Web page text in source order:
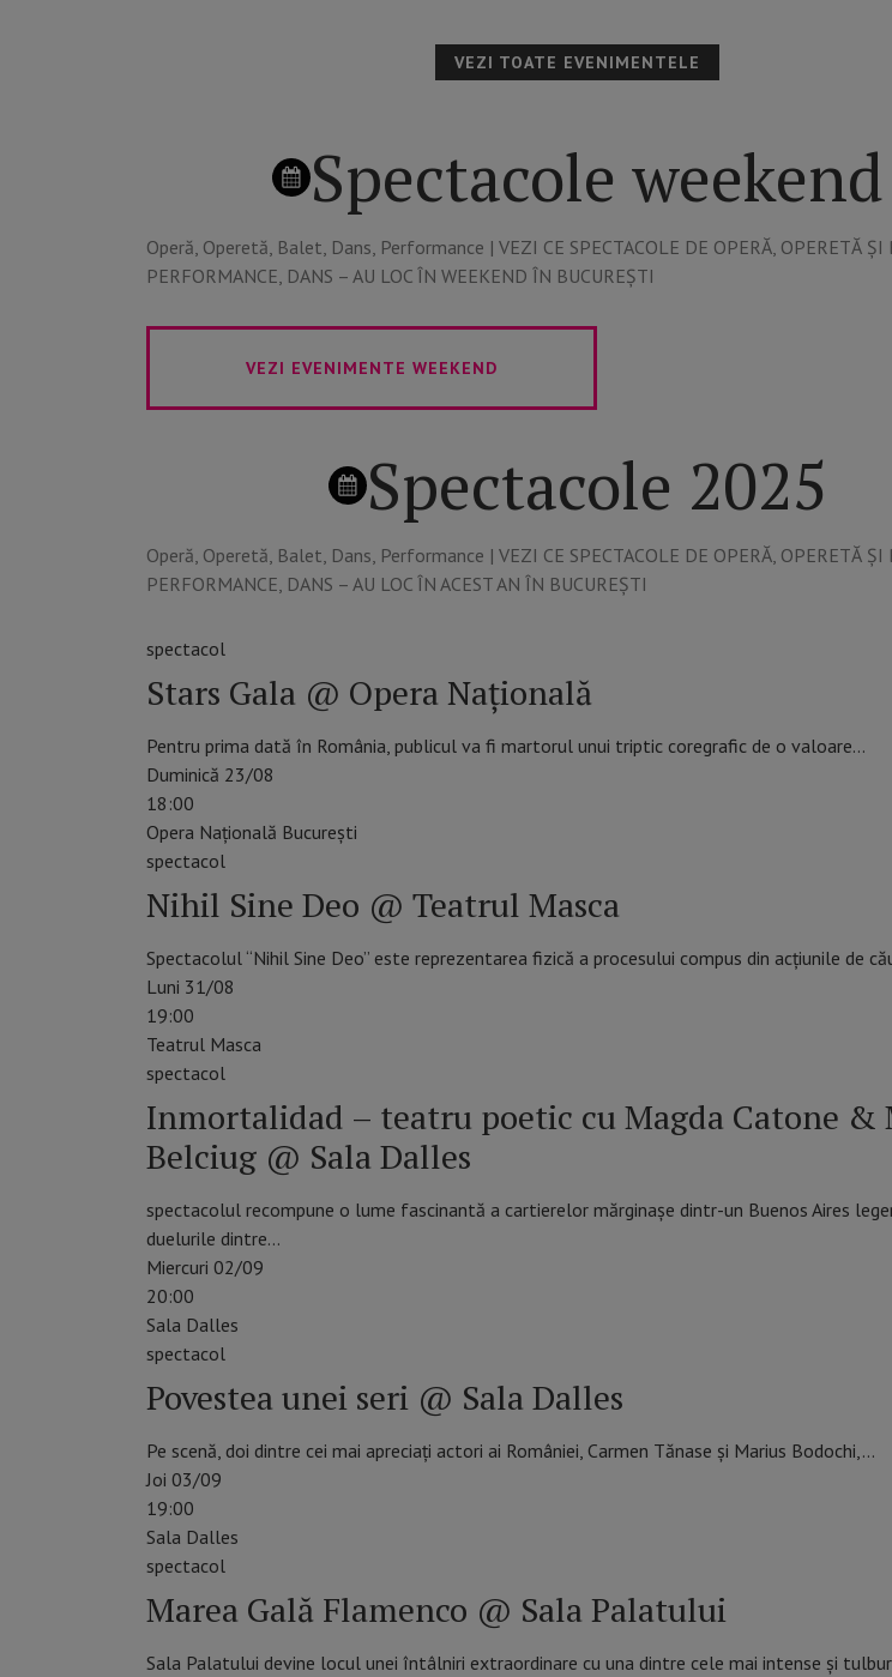
VEZI TOATE EVENIMENTELE
Spectacole weekend
Operă, Operetă, Balet, Dans, Performance​ | VEZI CE SPECTACOLE DE OPERĂ, OPERETĂ ȘI
PERFORMANCE, DANS – AU LOC ÎN WEEKEND ÎN BUCUREȘTI
VEZI EVENIMENTE WEEKEND
Spectacole 2025
Operă, Operetă, Balet, Dans, Performance​ | VEZI CE SPECTACOLE DE OPERĂ, OPERETĂ ȘI
PERFORMANCE, DANS – AU LOC ÎN ACEST AN ÎN BUCUREȘTI
spectacol
Stars Gala @ Opera Națională
Pentru prima dată în România, publicul va fi martorul unui triptic coregrafic de o valoare…
Duminică 23/08
18:00
Opera Națională București
spectacol
Nihil Sine Deo @ Teatrul Masca
Spectacolul “Nihil Sine Deo” este reprezentarea fizică a procesului compus din acțiunile de
Luni 31/08
19:00
Teatrul Masca
spectacol
Inmortalidad – teatru poetic cu Magda Catone &
Belciug @ Sala Dalles
spectacolul recompune o lume fascinantă a cartierelor mărginașe dintr-un Buenos Aires
duelurile dintre…
Miercuri 02/09
20:00
Sala Dalles
spectacol
Povestea unei seri @ Sala Dalles
Pe scenă, doi dintre cei mai apreciați actori ai României, Carmen Tănase și Marius Bodochi,…
Joi 03/09
19:00
Sala Dalles
spectacol
Marea Gală Flamenco @ Sala Palatului
Sala Palatului devine locul unei întâlniri extraordinare cu una dintre cele mai intense și